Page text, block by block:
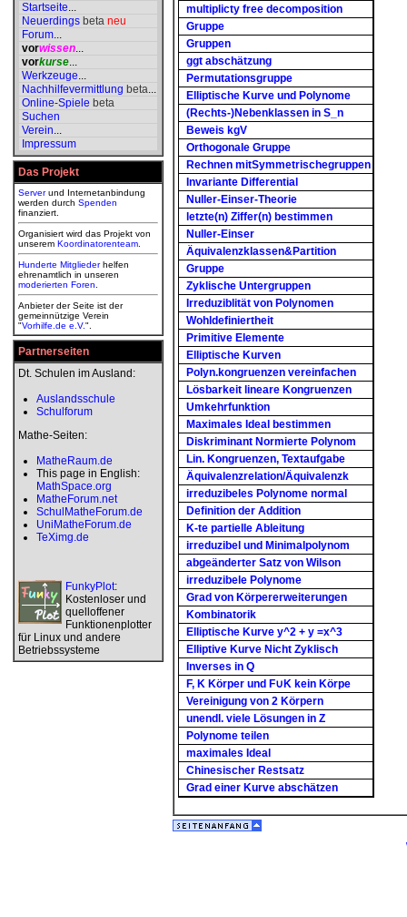
Startseite...
Neuerdings beta neu
Forum...
vorwissen...
vorkurse...
Werkzeuge...
Nachhilfevermittlung beta...
Online-Spiele beta
Suchen
Verein...
Impressum
Das Projekt
Serverund Internetanbindung
werden durch Spenden
finanziert.
Organisiert wird das Projekt von
unserem Koordinatorenteam
Hunderte Mitgliederhelfen
ehrenamtlich in unseren
moderierten Foren
Anbieter der Seite ist der
gemeinnützige Verein
"Vorhilfe.de e.V.".
Partnerseiten
Dt. Schulen im Ausland:
Auslandsschule
Schulforum
Mathe-Seiten:
MatheRaum.de
This page in English:
MathSpace.org
MatheForum.net
SchulMatheForum.de
UniMatheForum.de
TeXimg.de
FunkyPlot:
Kostenloser und
quelloffener
Funktionenplotter
für Linux und andere
Betriebssysteme
multiplicty free decomposition
Gruppe
Gruppen
ggt abschätzung
Permutationsgruppe
Elliptische Kurve und Polynome
(Rechts-)Nebenklassen in S_n
Beweis kgV
Orthogonale Gruppe
Rechnen mitSymmetrischegruppen
Invariante Differential
Nuller-Einser-Theorie
letzte(n) Ziffer(n) bestimmen
Nuller-Einser
Äquivalenzklassen&Partition
Gruppe
Zyklische Untergruppen
Irreduziblität von Polynomen
Wohldefiniertheit
Primitive Elemente
Elliptische Kurven
Polyn.kongruenzen vereinfachen
Lösbarkeit lineare Kongruenzen
Umkehrfunktion
Maximales Ideal bestimmen
Diskriminant Normierte Polynom
Lin. Kongruenzen, Textaufgabe
Äquivalenzrelation/Äquivalenzk
irreduzibeles Polynome normal
Definition der Addition
K-te partielle Ableitung
irreduzibel und Minimalpolynom
abgeänderter Satz von Wilson
irreduzibele Polynome
Grad von Körpererweiterungen
Kombinatorik
Elliptische Kurve y^2 + y =x^3
Elliptive Kurve Nicht Zyklisch
Inverses in Q
F, K Körper und F∪K kein Körpe
Vereinigung von 2 Körpern
unendl. viele Lösungen in Z
Polynome teilen
maximales Ideal
Chinesischer Restsatz
Grad einer Kurve abschätzen